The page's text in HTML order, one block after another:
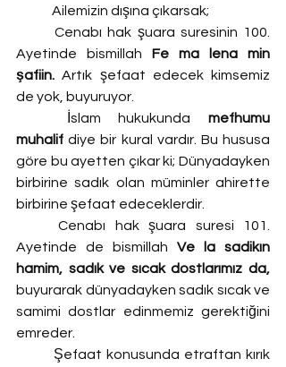
	Ailemizin dışına çıkarsak;
	Cenabı hak şuara suresinin 100.
Ayetinde bismillah Fe ma lena min
şafiin. Artık şefaat edecek kimsemiz
de yok, buyuruyor.
	İslam hukukunda
mefhumu
muhalif diye bir kural vardır. Bu hususa
göre bu ayetten çıkar ki; Dünyadayken
birbirine sadık olan müminler ahirette
birbirine şefaat edeceklerdir.
	Cenabı hak şuara suresi 101.
Ayetinde de bismillah Ve la sadikın
hamim, sadık ve sıcak dostlarımız da,
buyurarak dünyadayken sadık sıcak ve
samimi dostlar edinmemiz gerektiğini
emreder.